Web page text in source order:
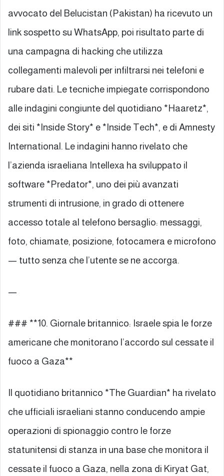
avvocato del Belucistan (Pakistan) ha ricevuto un
link sospetto su WhatsApp, poi risultato parte di
una campagna di hacking che utilizza
collegamenti malevoli per infiltrarsi nei telefoni e
rubare dati. Le tecniche impiegate corrispondono
alle indagini congiunte del quotidiano *Haaretz*,
dei siti *Inside Story* e *Inside Tech*, e di Amnesty
International. Le indagini hanno rivelato che
l’azienda israeliana Intellexa ha sviluppato il
software *Predator*, uno dei più avanzati
strumenti di intrusione, in grado di ottenere
accesso totale al telefono bersaglio: messaggi,
foto, chiamate, posizione, fotocamera e microfono
— tutto senza che l’utente se ne accorga.
—
### **10. Giornale britannico: Israele spia le forze
americane che monitorano l’accordo sul cessate il
fuoco a Gaza**
Il quotidiano britannico *The Guardian* ha rivelato
che ufficiali israeliani stanno conducendo ampie
operazioni di spionaggio contro le forze
statunitensi di stanza in una base che monitora il
cessate il fuoco a Gaza, nella zona di Kiryat Gat,